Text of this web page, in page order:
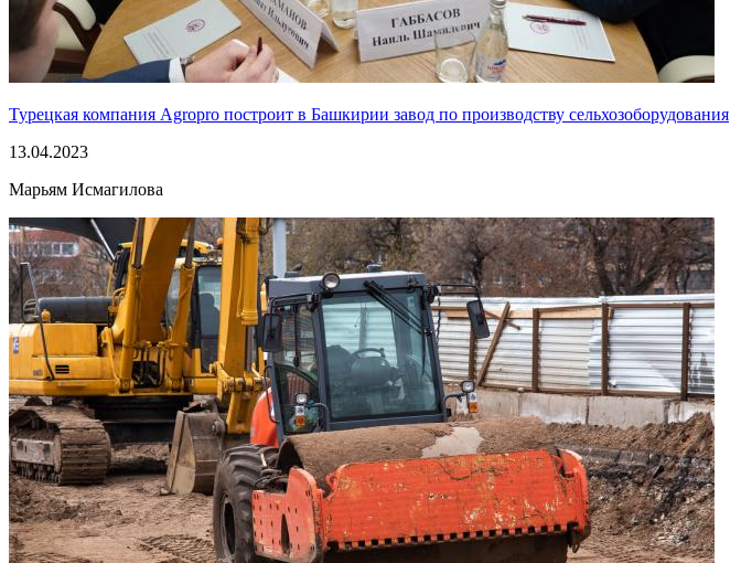
Турецкая компания Agropro построит в Башкирии завод по производству сельхозоборудования
13.04.2023
Марьям Исмагилова